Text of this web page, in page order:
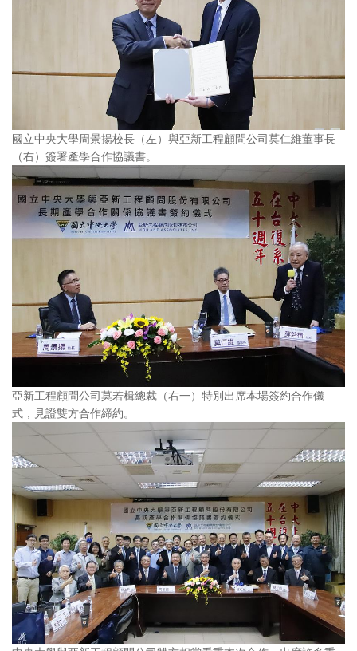
國立中央大學周景揚校長（左）與亞新工程顧問公司莫仁維董事長
（右）簽署產學合作協議書。
亞新工程顧問公司莫若楫總裁（右一）特別出席本場簽約合作儀
式，見證雙方合作締約。